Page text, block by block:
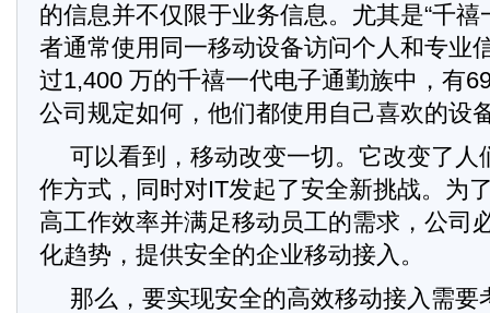
的信息并不仅限于业务信息。尤其是“千禧
者通常使用同一移动设备访问个人和专业
过1,400 万的千禧一代电子通勤族中，有
公司规定如何，他们都使用自己喜欢的设
可以看到，移动改变一切。它改变了人
作方式，同时对IT发起了安全新挑战。为
高工作效率并满足移动员工的需求，公司
化趋势，提供安全的企业移动接入。
那么，要实现安全的高效移动接入需要